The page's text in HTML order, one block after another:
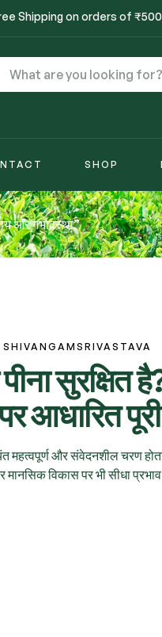
Shipping on orders of
SHOP
और गर्भावस्था”
SHIVANGAMSRIVASTAVA
सुरक्षित
आधारित
महत्वपूर्ण और संवेदनशील चरण
मानसिक विकास पर भी सीधा